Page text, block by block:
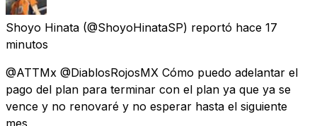
Shoyo Hinata (@ShoyoHinataSP) reportó hace 17
minutos
@ATTMx @DiablosRojosMX Cómo puedo adelantar el
pago del plan para terminar con el plan ya que ya se
vence y no renovaré y no esperar hasta el siguiente
mes